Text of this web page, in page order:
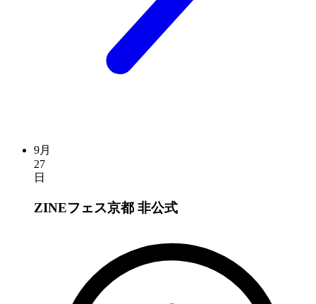
9月
27
日
ZINEフェス京都 非公式